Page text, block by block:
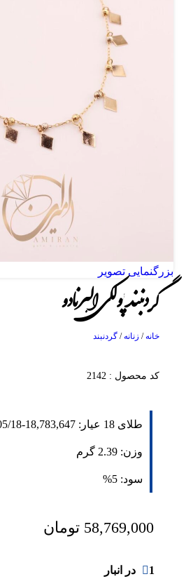
بزرگنمایی تصویر
گردنبند پولکی البرنادو
خانه/ زنانه/ گردنبند
کد محصول : 2142
طلای 18 عیار: 18,783,647
-
18
وزن: 2.39 گرم
سود: 5%
58,769,000 تومان
1 در انبار